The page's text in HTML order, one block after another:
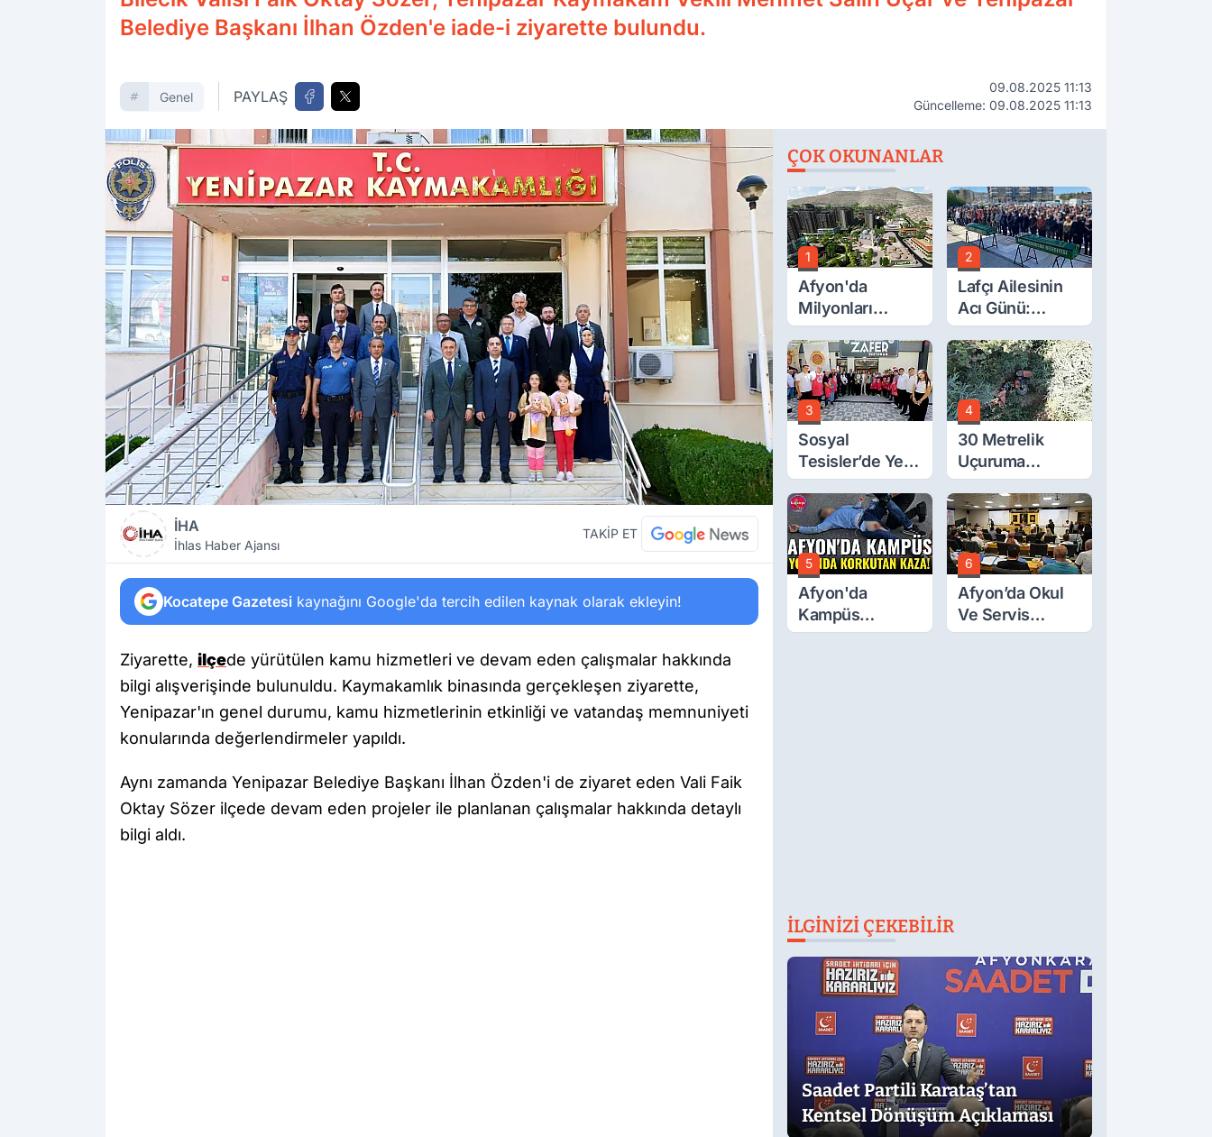
Belediye Başkanı İlhan Özden'e iade-i ziyarette bulundu.
Genel PAYLAŞ
09.08.2025 11:13
Güncelleme: 09.08.2025 11:13
İHA
İhlas Haber Ajansı
TAKİP ET
Kocatepe Gazetesi kaynağını Google'da tercih edilen kaynak olarak ekleyin!
Ziyarette, ilçede yürütülen kamu hizmetleri ve devam eden çalışmalar hakkında
bilgi alışverişinde bulunuldu. Kaymakamlık binasında gerçekleşen ziyarette,
Yenipazar'ın genel durumu, kamu hizmetlerinin etkinliği ve vatandaş memnuniyeti
konularında değerlendirmeler yapıldı.
Aynı zamanda Yenipazar Belediye Başkanı İlhan Özden'i de ziyaret eden Vali Faik
Oktay Sözer ilçede devam eden projeler ile planlanan çalışmalar hakkında detaylı
bilgi aldı.
ÇOK OKUNANLAR
1
Afyon'da
Milyonları
İlgilendiren
Açıklama! Tarih
Netleşti!
2
Lafçı Ailesinin
Acı Günü:
Beytullah Lafçı
Vefat Etti
3
Sosyal
Tesisler’de Yeni
Tarife Belli Oldu
4
30 Metrelik
Uçuruma
Yuvarlanan
Traktörden Sağ
Çıktılar
5
Afyon'da
Kampüs
Yolunda
6
Afyon’da Okul
Ve Servis
Ücretleri
İLGINIZI ÇEKEBILIR
Saadet Partili Karataş’tan
Kentsel Dönüşüm Açıklaması